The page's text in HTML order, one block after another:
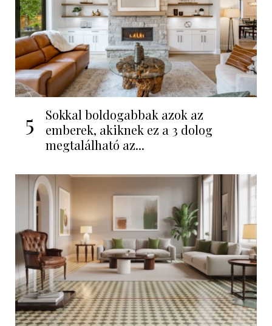
5
Sokkal boldogabbak azok az
emberek, akiknek ez a 3 dolog
megtalálható az...